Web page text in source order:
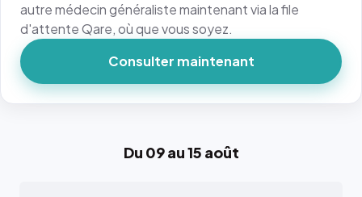
Du 09 au 15 août
autre médecin généraliste maintenant via la file
d'attente Qare, où que vous soyez.
Consulter maintenant